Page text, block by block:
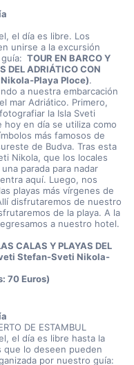
el día es libre. Los
unirse a la excursión
TOUR EN BARCO Y
DEL ADRIÁTICO CON
Playa Ploce).
a nuestra embarcación
mar Adriático. Primero,
la Isla Sveti
en día se utiliza como
más famosos de
de Budva. Tras esta
Nikola, que los locales
parada para nadar
aquí. Luego, nos
playas más vírgenes de
disfrutaremos de nuestro
de la playa. A la
a nuestro hotel.
CALAS Y PLAYAS DEL
Stefan-Sveti Nikola-
70 Euros)
DE ESTAMBUL
el día es libre hasta la
que lo deseen pueden